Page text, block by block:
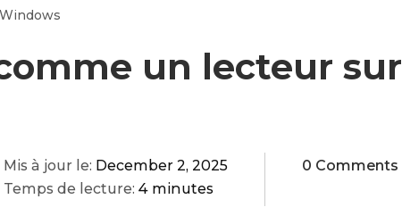
un lecteur sur
Mis à jour le: December 2, 2025
Temps de lecture: 4 minutes
0 Comments